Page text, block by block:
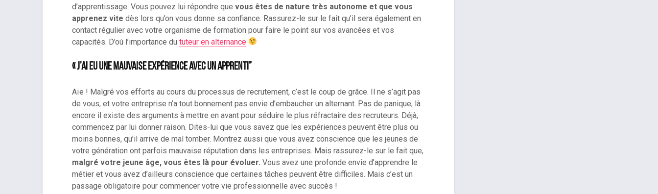
d’apprentissage. Vous pouvez lui répondre que vous êtes de nature très autonome et que vous
apprenez vite dès lors qu’on vous donne sa confiance. Rassurez-le sur le fait qu’il sera également en
contact régulier avec votre organisme de formation pour faire le point sur vos avancées et vos
capacités. D’où l’importance du tuteur en alternance
« J’ai eu une mauvaise expérience avec un apprenti”
Aïe ! Malgré vos efforts au cours du processus de recrutement, c’est le coup de grâce. Il ne s’agit pas
de vous, et votre entreprise n’a tout bonnement pas envie d’embaucher un alternant. Pas de panique, là
encore il existe des arguments à mettre en avant pour séduire le plus réfractaire des recruteurs. Déjà,
commencez par lui donner raison. Dites-lui que vous savez que les expériences peuvent être plus ou
moins bonnes, qu’il arrive de mal tomber. Montrez aussi que vous avez conscience que les jeunes de
votre génération ont parfois mauvaise réputation dans les entreprises. Mais rassurez-le sur le fait que,
malgré votre jeune âge, vous êtes là pour évoluer. Vous avez une profonde envie d’apprendre le
métier et vous avez d’ailleurs conscience que certaines tâches peuvent être difficiles. Mais c’est un
passage obligatoire pour commencer votre vie professionnelle avec succès !